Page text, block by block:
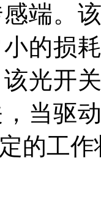
端。
的损
光开
当驱
的工作